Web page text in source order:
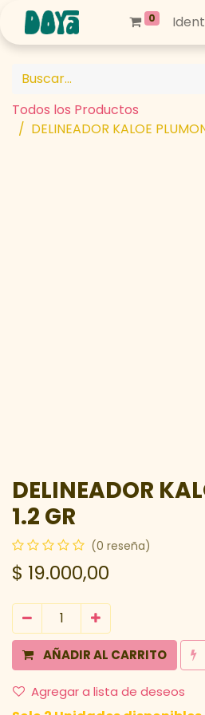
0
Todos los Productos
DELINEADOR KALOE
DELINEADOR
1.2 GR
(0 reseña)
$ 19.000,00
AÑADIR AL CARRITO
Agregar a lista de deseos